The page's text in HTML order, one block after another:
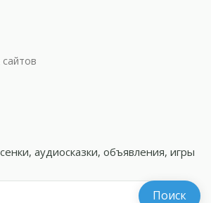
сайтов
аудиосказки, объявления, игры